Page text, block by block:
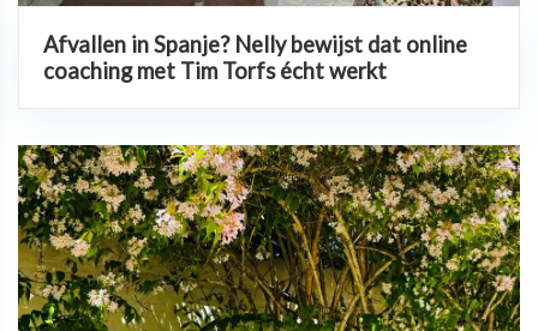
Afvallen in Spanje? Nelly bewijst dat online
coaching met Tim Torfs écht werkt